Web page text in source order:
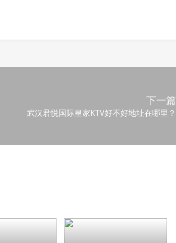
下一篇
武汉君悦国际皇家KTV好不好地址在哪里？